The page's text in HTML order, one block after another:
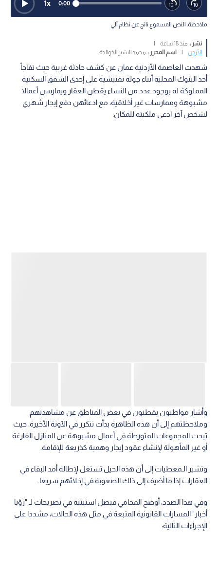
0:00
1x
ملاحظة: النص المسموع ناتج عن نظام آلي
نشر : منذ 18 ساعة
|
الأردن
| اسم المحرر : محمد البشير الخوالدة
شهدت العاصمة الأردنية عمان عن كشف حادثة غريبة حيث تفاجأ
أحد البنوك المحلية أثناء جولة تفتيشية على إحدى الشقق السكنية
المملوكة له بوجود عدد من النساء يقطن العقار ويمارسن أعمالا
مشبوهة وممارسات غير أخلاقية، مع ادعائهن دفع إيجار شهري
لشخص آخر ادعى ملكيته للمكان.
وأشار مواطنون يقطنون في بعض المناطق عن مشاهدتهم
وملاحظتهم إلى أن هذه الظاهرة بدأت تتكرر في الآونة الأخيرة، حيث
تبحث المجموعات المتورطة في أعمال مشبوهة عن المنازل الفارغة
أو غير المأهولة لإنشاء عقود إيجار وهمية كذريعة للإقامة.
وتشير الـمعطيات إلى أن هذه الحيل تستغل لإطالة أمد البقاء في
العقارات إذا ما أضيف إلى ذلك الصعوبة في إخلائهم سريعا.
وفي هذا الصدد، أوضح المحامي فيصل استيتية في تصريحات لـ "رؤيا
أخبار" المسارات القانونية المتبعة في مثل هذه الحالات، مشددا على
الإجراءات التالية: